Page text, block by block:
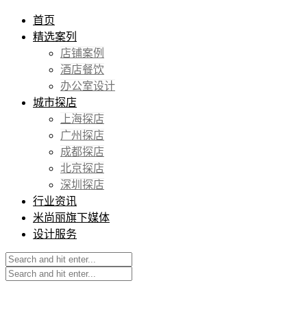
首页
精选案列
店铺案例
酒店餐饮
办公室设计
城市探店
上海探店
广州探店
成都探店
北京探店
深圳探店
行业资讯
米尚丽旗下媒体
设计服务